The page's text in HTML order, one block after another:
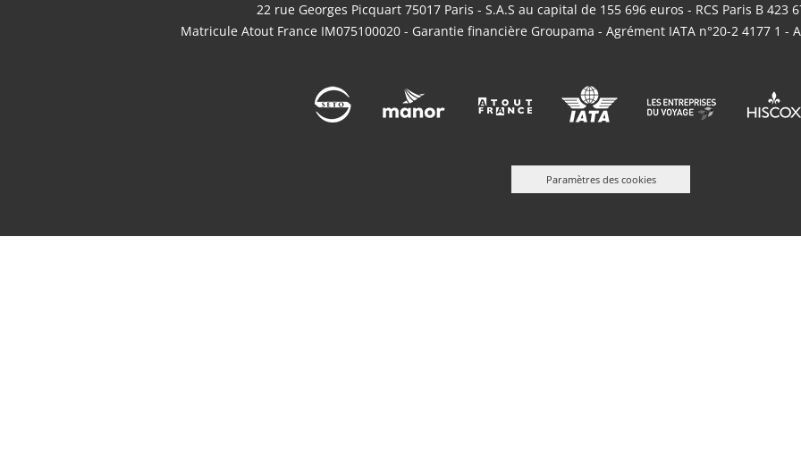
22 rue Georges Picquart 75017 Paris - S.A.S au capital de 155 696 euros - RCS Paris B 423
Matricule Atout France IM075100020 - Garantie financière Groupama - Agrément IATA n°20-2 4177 1 -
Paramètres des cookies